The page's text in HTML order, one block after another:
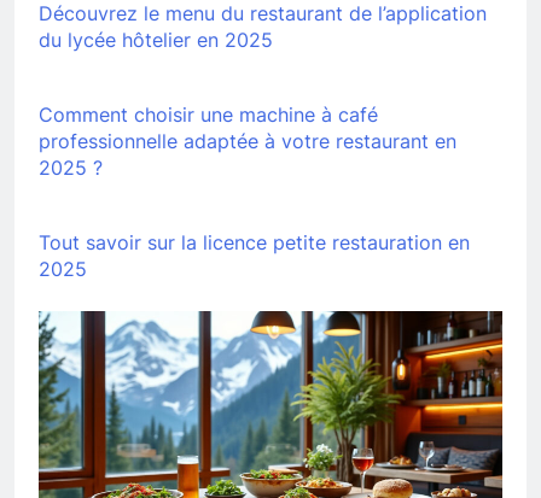
Découvrez le menu du restaurant de l’application
du lycée hôtelier en 2025
Comment choisir une machine à café
professionnelle adaptée à votre restaurant en
2025 ?
Tout savoir sur la licence petite restauration en
2025